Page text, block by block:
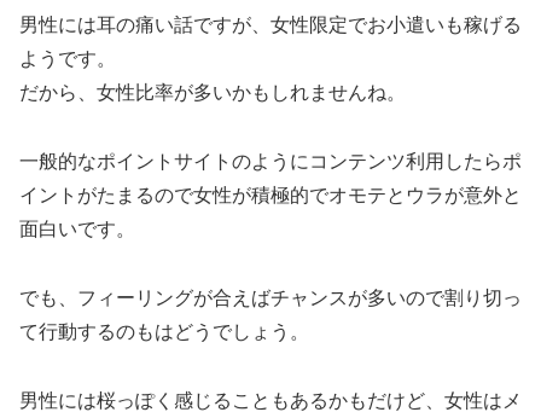
男性には耳の痛い話ですが、女性限定でお小遣いも稼げる
ようです。
だから、女性比率が多いかもしれませんね。
一般的なポイントサイトのようにコンテンツ利用したらポ
イントがたまるので女性が積極的でオモテとウラが意外と
面白いです。
でも、フィーリングが合えばチャンスが多いので割り切っ
て行動するのもはどうでしょう。
男性には桜っぽく感じることもあるかもだけど、女性はメ